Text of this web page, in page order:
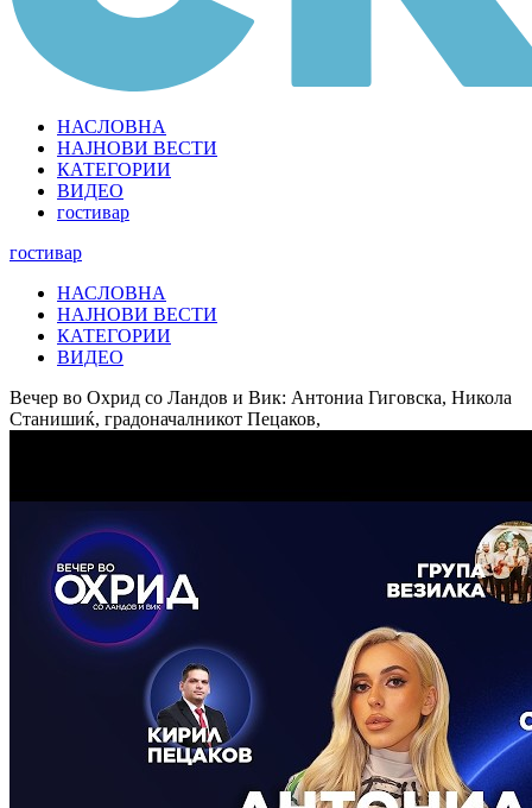
НАСЛОВНА
НАЈНОВИ ВЕСТИ
КАТЕГОРИИ
ВИДЕО
гостивар
гостивар
НАСЛОВНА
НАЈНОВИ ВЕСТИ
КАТЕГОРИИ
ВИДЕО
Вечер во Охрид со Ландов и Вик: Антониа Гиговска, Никола
Станишиќ, градоначалникот Пецаков,